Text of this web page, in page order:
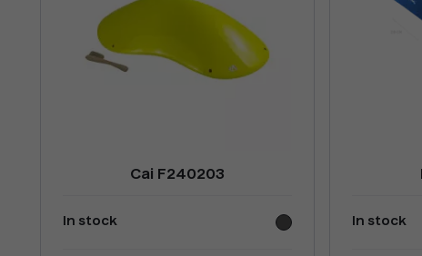
Cai F240203
In stock In stock